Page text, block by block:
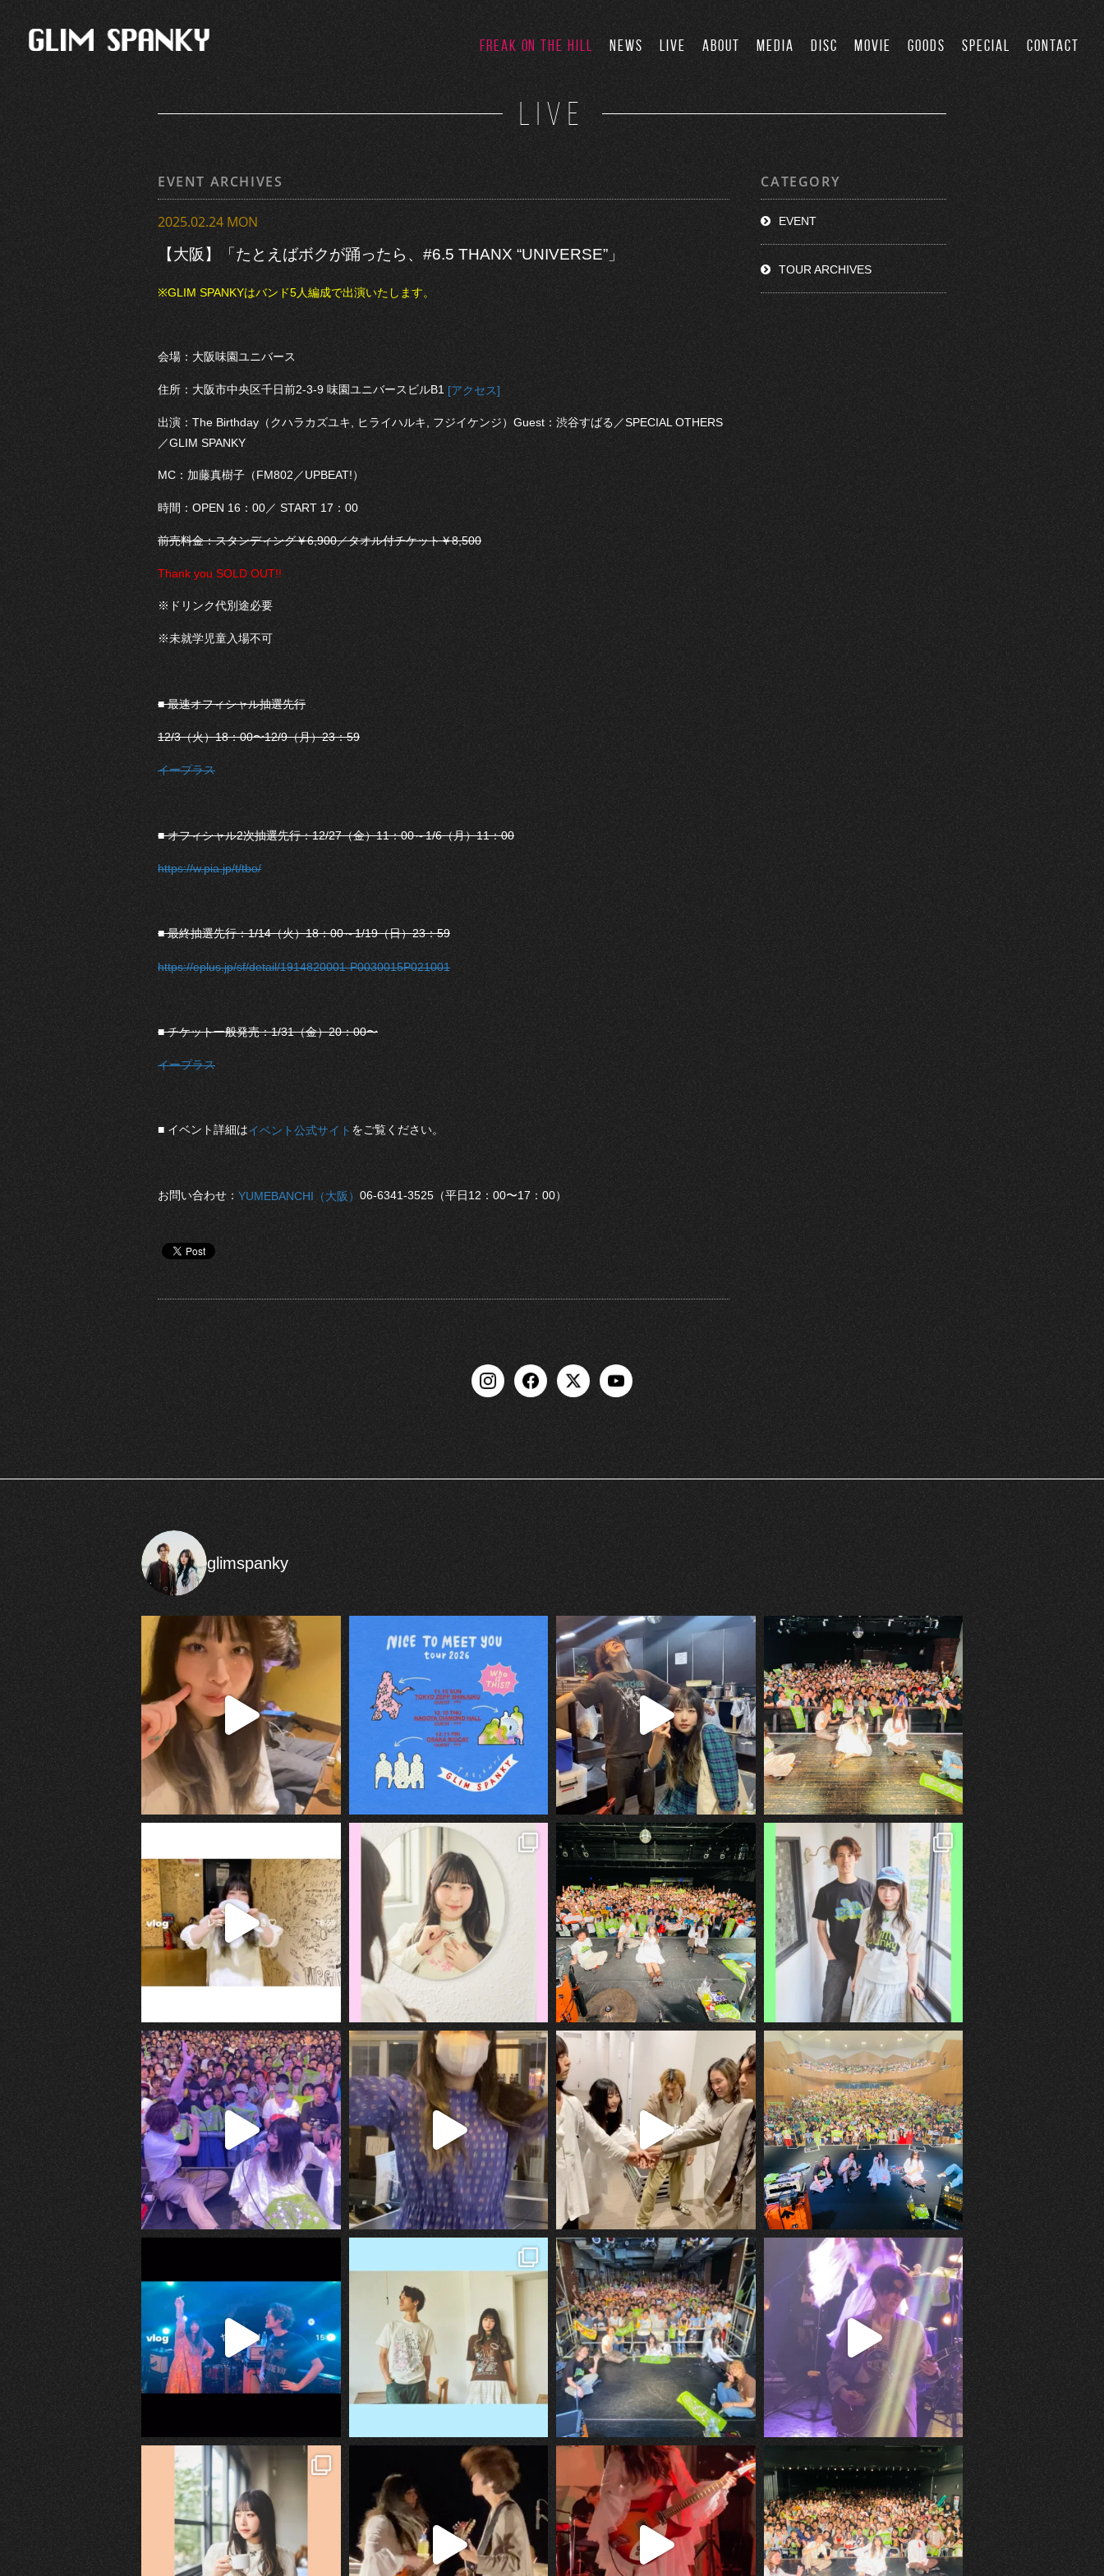
FREAK ON THE HILL NEWS LIVE ABOUT MEDIA DISC MOVIE GOODS SPECIAL CONTACT
LIVE
EVENT ARCHIVES
2025.02.24 MON
【大阪】「たとえばボクが踊ったら、#6.5 THANX “UNIVERSE”」
※GLIM SPANKYはバンド5人編成で出演いたします。
会場：大阪味園ユニバース
住所：大阪市中央区千日前2-3-9 味園ユニバースビルB1 [アクセス]
出演：The Birthday（クハラカズユキ, ヒライハルキ, フジイケンジ）Guest：渋谷すばる／SPECIAL OTHERS
／GLIM SPANKY
MC：加藤真樹子（FM802／UPBEAT!）
時間：OPEN 16：00／ START 17：00
前売料金：スタンディング￥6,900／タオル付チケット￥8,500
Thank you SOLD OUT!!
※ドリンク代別途必要
※未就学児童入場不可
■ 最速オフィシャル抽選先行
12/3（火）18：00〜12/9（月）23：59
イープラス
■ オフィシャル2次抽選先行：12/27（金）11：00～1/6（月）11：00
https://w.pia.jp/t/tbo/
■ 最終抽選先行：1/14（火）18：00～1/19（日）23：59
https://eplus.jp/sf/detail/1914820001-P0030015P021001
■ チケット一般発売：1/31（金）20：00〜
イープラス
■ イベント詳細はイベント公式サイト をご覧ください。
お問い合わせ： YUMEBANCHI（大阪） 06-6341-3525（平日12：00〜17：00）
CATEGORY
EVENT
TOUR ARCHIVES
glimspanky